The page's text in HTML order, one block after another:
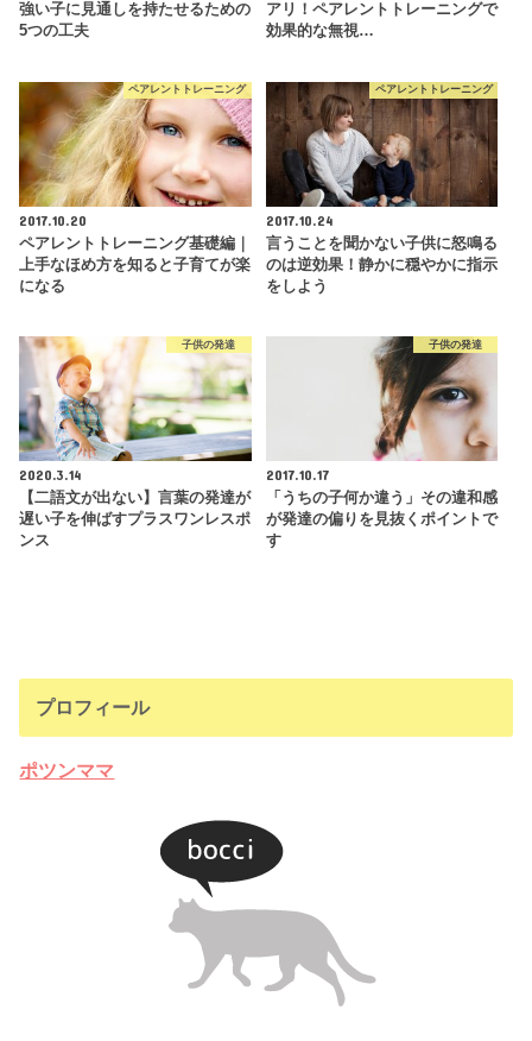
強い子に見通しを持たせるための
5つの工夫
アリ！ペアレントトレーニングで
効果的な無視…
ペアレントトレーニング
2017.10.20
ペアレントトレーニング基礎編｜
上手なほめ方を知ると子育てが楽
になる
ペアレントトレーニング
2017.10.24
言うことを聞かない子供に怒鳴る
のは逆効果！静かに穏やかに指示
をしよう
子供の発達
2020.3.14
【二語文が出ない】言葉の発達が
遅い子を伸ばすプラスワンレスポ
ンス
子供の発達
2017.10.17
「うちの子何か違う」その違和感
が発達の偏りを見抜くポイントで
す
プロフィール
ポツンママ